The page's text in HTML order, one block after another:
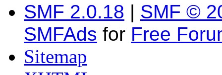
SMF 2.0.18 | SMF ©
SMFAds for Free
Sitemap